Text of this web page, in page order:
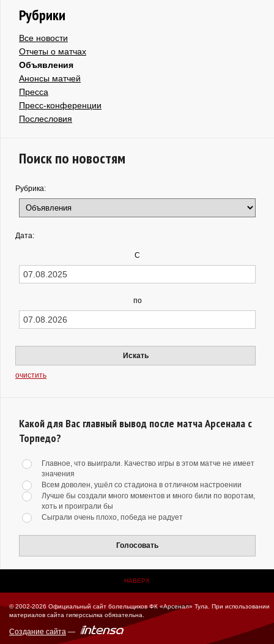
Рубрики
Все новости
Отчеты о матчах
Объявления
Анонсы матчей
Пресса
Пресс-конференции
Послесловия
Поиск по новостям
Рубрика:
Дата:
С
по
Искать
очистить
Какой для Вас главный вывод после матча Арсенала с
Торпедо?
Главное, что выиграли. Качество игры в этом матче не имеет
значения
Всем доволен, ушёл со стадиона в отличном настроении
Лучше бы создали много моментов и много били по воротам,
хоть и проиграли бы
Сыграли очень плохо, победа не радует
Голосовать
НАВЕРХ
© 2002-2026 Официальный сайт болельщиков ФК «Арсенал» Тула.
При использовании
материалов сайта гиперссылка обязательна.
Создание сайта —